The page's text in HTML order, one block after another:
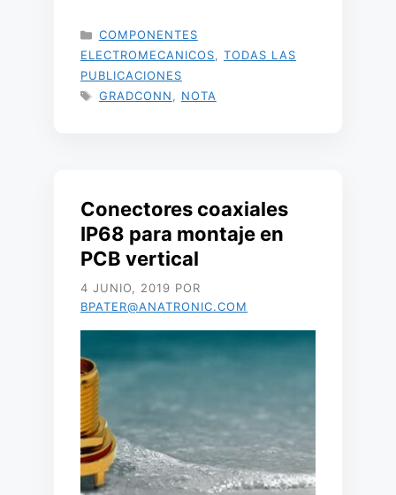
CATEGORÍAS
COMPONENTES
ELECTROMECANICOS
TODAS LAS
PUBLICACIONES
ETIQUETAS
GRADCONN NOTA
Conectores coaxiales
IP68 para montaje en
PCB vertical
4 JUNIO, 2019 POR
BPATER@ANATRONIC.COM